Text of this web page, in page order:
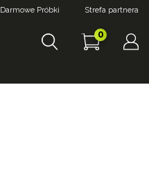
Darmowe Próbki Strefa partnera
0